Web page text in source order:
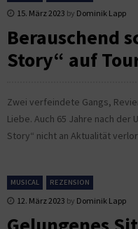
15. März 2023 by Dominik Lapp
Berauschend
Story“ auf
Zwei verfeindete Gangs,
Liebe. Auch 65 Jahre nach der
Story“ nicht an Aktualität
MUSICAL REZENSION
12. März 2023 by Dominik Lapp